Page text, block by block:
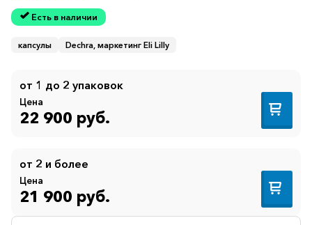
Есть в наличии
капсулы Dechra, маркетинг Eli Lilly
от 1 до 2 упаковок
Цена
22 900 руб.
от 2 и более
Цена
21 900 руб.